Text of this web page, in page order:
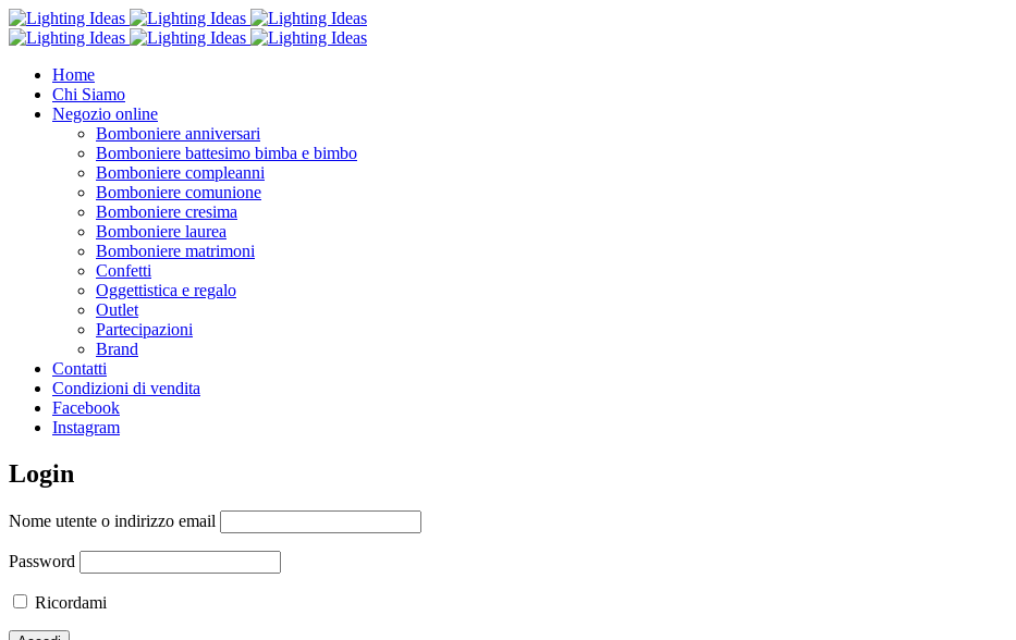
Home
Chi Siamo
Negozio online
Bomboniere anniversari
Bomboniere battesimo bimba e bimbo
Bomboniere compleanni
Bomboniere comunione
Bomboniere cresima
Bomboniere laurea
Bomboniere matrimoni
Confetti
Oggettistica e regalo
Outlet
Partecipazioni
Brand
Contatti
Condizioni di vendita
Facebook
Instagram
Login
Nome utente o indirizzo email
Password
Ricordami